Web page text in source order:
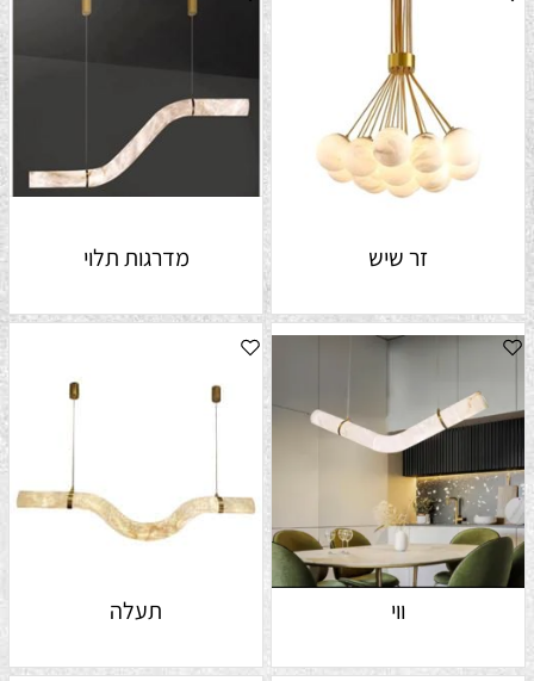
זר שיש מדרגות תלוי
ווי תעלה